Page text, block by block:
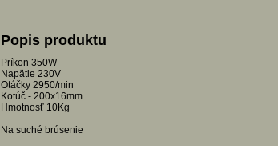
Popis produktu
Príkon 350W
Napätie 230V
Otáčky 2950/min
Kotúč - 200x16mm
Hmotnosť 10Kg
Na suché brúsenie